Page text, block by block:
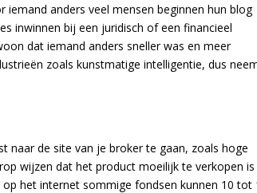
anders veel mensen beginnen hun blog
inwinnen bij een juridisch of een financieel
dat iemand anders sneller was en meer
zoals kunstmatige intelligentie, dus
naar de site van je broker te gaan, zoals hoge
wijzen dat het product moeilijk te verkopen is
het internet sommige fondsen kunnen 10 tot